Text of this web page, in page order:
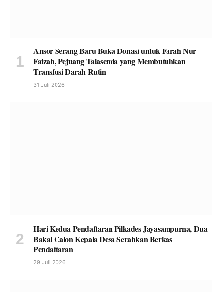
Ansor Serang Baru Buka Donasi untuk Farah Nur
Faizah, Pejuang Talasemia yang Membutuhkan
Transfusi Darah Rutin
31 Juli 2026
Hari Kedua Pendaftaran Pilkades Jayasampurna, Dua
Bakal Calon Kepala Desa Serahkan Berkas
Pendaftaran
29 Juli 2026